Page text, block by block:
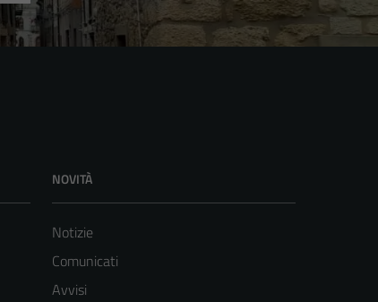
NOVITÀ
Notizie
Comunicati
Avvisi